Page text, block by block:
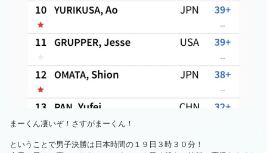
まーくん凄いぞ！さすがまーくん！
ということで男子決勝は日本時間の１９日３時３０分！